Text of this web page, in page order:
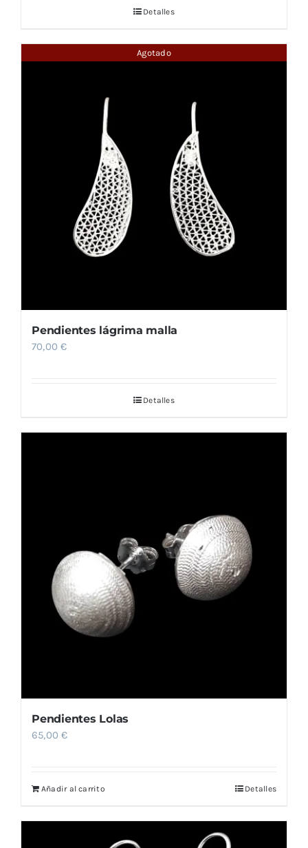
Detalles
Agotado
Pendientes lágrima malla
70,00€
Detalles
Pendientes Lolas
65,00€
Añadir al carrito Detalles